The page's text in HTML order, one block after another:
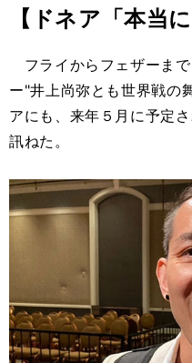
【ドネア「本当
フライからフェザーま
ー"井上尚弥とも世界戦の
アにも、来年５月に予定
訊ねた。